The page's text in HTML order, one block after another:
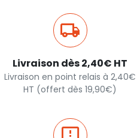
Livraison dès 2,40€ HT
Livraison en point relais à 2,40€
HT (offert dès 19,90€)